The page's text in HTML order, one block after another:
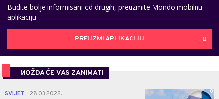
Budite bolje informisani od drugih, preuzmite Mondo mobilnu
aplikaciju
PREUZMI APLIKACIJU
MOŽDA ĆE VAS ZANIMATI
SVIJET 28.03.2022. 0